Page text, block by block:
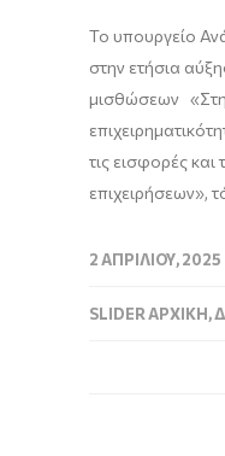
Το υπουργείο
στην ετήσια
μισθώσεων
τις εισφορές
επιχειρήσεων»,
2 ΑΠΡΙΛΊΟΥ, 2025
SLIDER ΑΡΧΙΚΉ,